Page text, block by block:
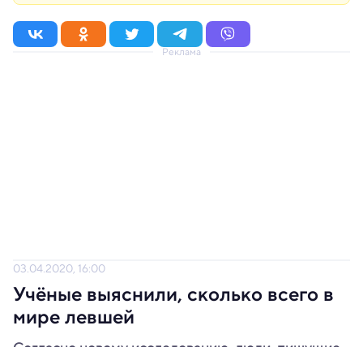
Реклама
03.04.2020, 16:00
Учёные выяснили, сколько всего в
мире левшей